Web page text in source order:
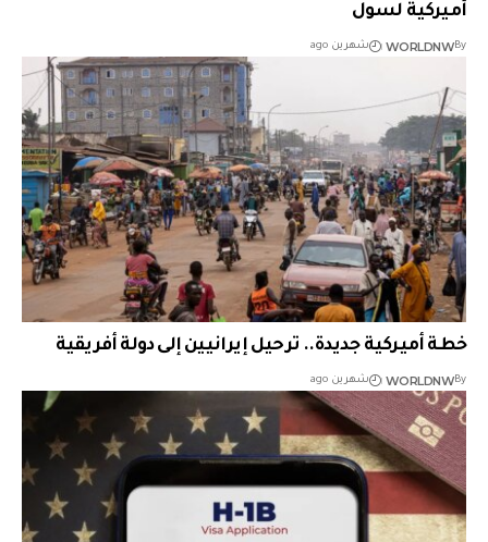
أميركية لسول
By
WORLDNW شهرين ago
خطة أميركية جديدة.. ترحيل إيرانيين إلى دولة أفريقية
By
WORLDNW شهرين ago